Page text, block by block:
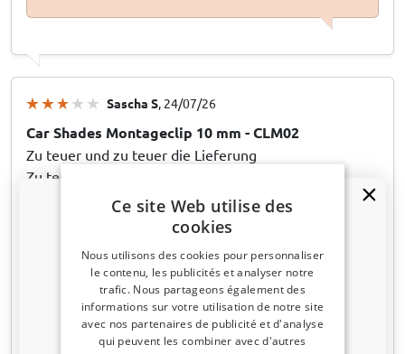
Sascha S, 24/07/26
Car Shades Montageclip 10 mm - CLM02
Zu teuer und zu teuer die Lieferung
Zu teuer und zu teuer die Lieferung
Vielen Dank für Ihre Bewertung. Wir sehen, dass Sie in Ihrer
letzten Bestellung nur zwei Clips bestellt haben, weshalb
sich die Versandkosten in Höhe von 8,25 € in der Tat relativ
hoch anfühlen. Sollte an Ihrer vorherigen Bestellung etwas
kaputt gegangen sein oder nicht wie erwartet funktionieren,
Un code de réduction de 5 % ?
Inscrivez-vous dès maintenant à notre
newsletter et profitez-en ! Votre code promo est
Ce site Web utilise des
cookies
Nous utilisons des cookies pour personnaliser
le contenu, les publicités et analyser notre
trafic. Nous partageons également des
informations sur votre utilisation de notre site
avec nos partenaires de publicité et d'analyse
qui peuvent les combiner avec d'autres